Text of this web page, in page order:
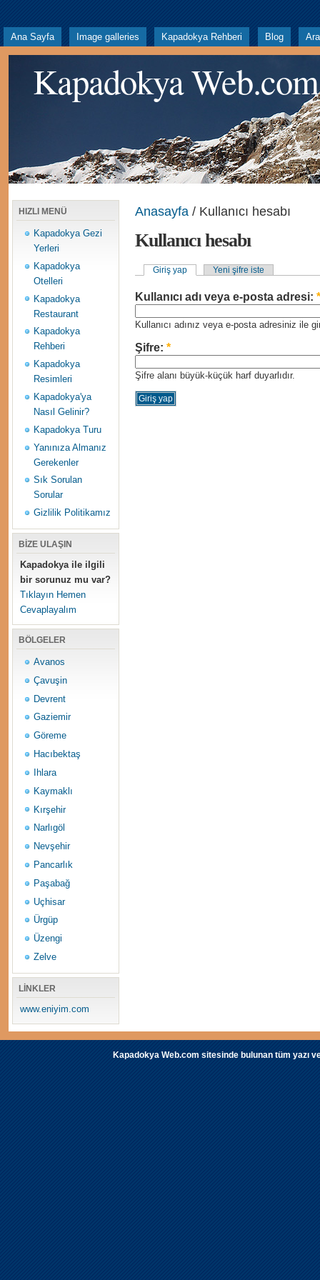
Ana Sayfa Image galleries Kapadokya Rehberi Blog Ara
Kapadokya Web.com
HIZLI MENÜ
Kapadokya Gezi
Yerleri
Kapadokya
Otelleri
Kapadokya
Restaurant
Kapadokya
Rehberi
Kapadokya
Resimleri
Kapadokya'ya
Nasıl Gelinir?
Kapadokya Turu
Yanınıza Almanız
Gerekenler
Sık Sorulan
Sorular
Gizlilik Politikamız
BİZE ULAŞIN
Kapadokya ile ilgili
bir sorunuz mu var?
Tıklayın Hemen
Cevaplayalım
BÖLGELER
Avanos
Çavuşin
Devrent
Gaziemir
Göreme
Hacıbektaş
Ihlara
Kaymaklı
Kırşehir
Narlıgöl
Nevşehir
Pancarlık
Paşabağ
Uçhisar
Ürgüp
Üzengi
Zelve
LİNKLER
www.eniyim.com
Anasayfa / Kullanıcı hesabı
Kullanıcı hesabı
Giriş yap Yeni şifre iste
Kullanıcı adı veya e-posta adresi: *
Kullanıcı adınız veya e-posta adresiniz ile
Şifre: *
Şifre alanı büyük-küçük harf duyarlıdır.
Kapadokya Web.com sitesinde bulunan tüm yazı